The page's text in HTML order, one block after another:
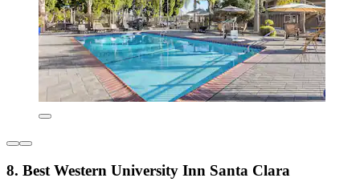
8. Best Western University Inn Santa Clara